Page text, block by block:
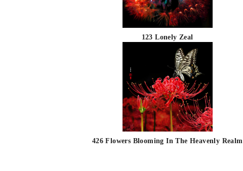
123 Lonely Zeal
426 Flowers Blooming In The Heavenly Realm